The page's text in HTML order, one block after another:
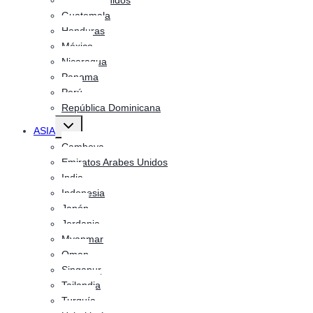
Guatemala
Honduras
México
Nicaragua
Panama
Perú
República Dominicana
ASIA
Alternar
menú
hijo
Camboya
Emiratos Arabes Unidos
India
Indonesia
Japón
Jordania
Myanmar
Oman
Singapur
Tailandia
Turquía